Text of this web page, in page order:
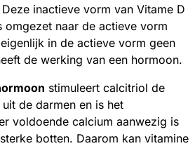
inactieve vorm van Vitame D
naar de actieve vorm
in de actieve vorm geen
de werking van een hormoon.
stimuleert calcitriol de
uit de darmen en is het
voldoende calcium aanwezig is
botten. Daarom kan vitamine